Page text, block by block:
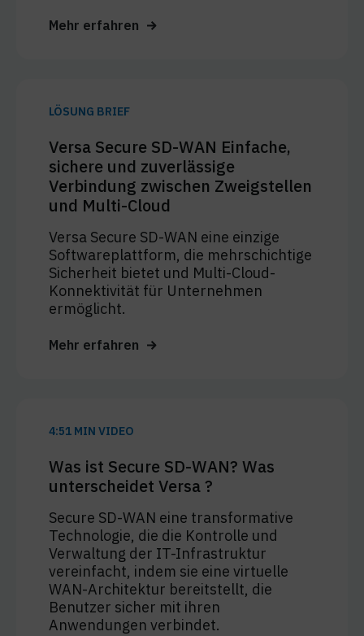
Mehr erfahren
LÖSUNG BRIEF
Versa Secure SD-WAN Einfache,
sichere und zuverlässige
Verbindung zwischen Zweigstellen
und Multi-Cloud
Versa Secure SD-WAN eine einzige
Softwareplattform, die mehrschichtige
Sicherheit bietet und Multi-Cloud-
Konnektivität für Unternehmen
ermöglicht.
Mehr erfahren
4:51 MIN VIDEO
Was ist Secure SD-WAN? Was
unterscheidet Versa ?
Secure SD-WAN eine transformative
Technologie, die die Kontrolle und
Verwaltung der IT-Infrastruktur
vereinfacht, indem sie eine virtuelle
WAN-Architektur bereitstellt, die
Benutzer sicher mit ihren
Anwendungen verbindet.